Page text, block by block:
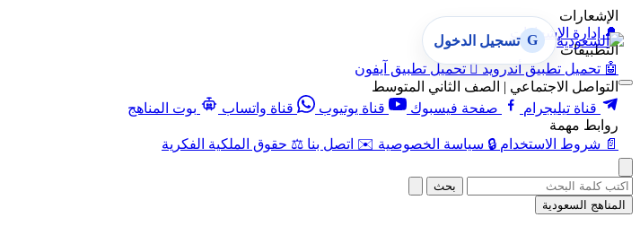
الإشعارات
🔔 إدارة الإشعارات
التطبيقات
🤖 تحميل تطبيق أندرويد  تحميل تطبيق آيفون
التواصل الاجتماعي | الصف الثاني المتوسط
قناة تيليجرام
صفحة فيسبوك قناة يوتيوب قناة واتساب
بوت المناهج
روابط مهمة
📄 شروط الاستخدام 🔒 سياسة الخصوصية ✉️ اتصل بنا ⚖️ حقوق الملكية الفكرية
G تسجيل الدخول
بحث
المناهج السعودية